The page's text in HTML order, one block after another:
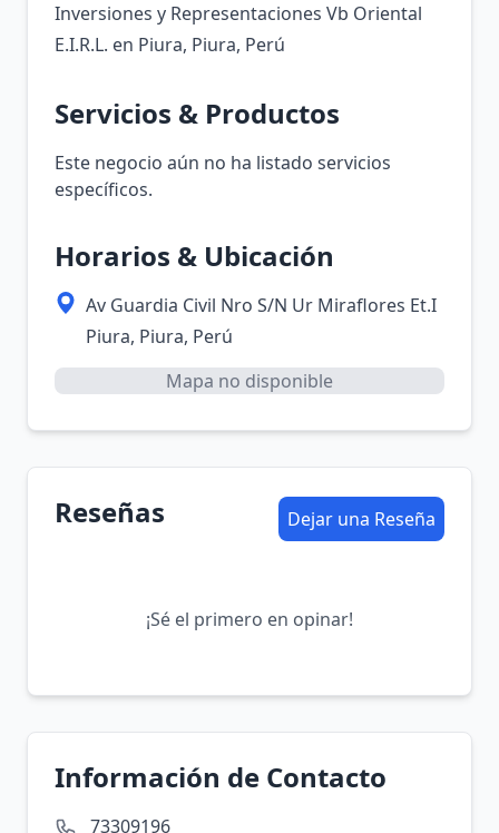
Inversiones y Representaciones Vb Oriental
E.I.R.L. en Piura, Piura, Perú
Servicios & Productos
Este negocio aún no ha listado servicios
específicos.
Horarios & Ubicación
Av Guardia Civil Nro S/N Ur Miraflores Et.I
Piura, Piura, Perú
Mapa no disponible
Reseñas Dejar una Reseña
¡Sé el primero en opinar!
Información de Contacto
73309196